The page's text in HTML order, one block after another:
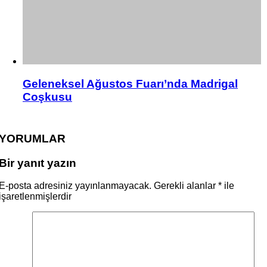
Geleneksel Ağustos Fuarı’nda Madrigal
Coşkusu
yanıt yazın
posta adresiniz yayınlanmayacak. Gerekli alanlar * ile